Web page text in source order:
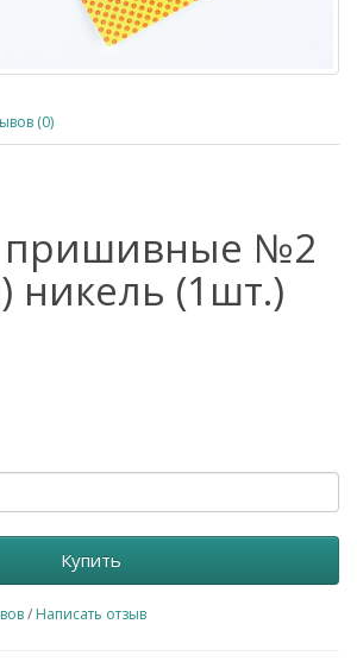
(0)
пришивные №2
никель (1шт.)
Купить
/ Написать отзыв